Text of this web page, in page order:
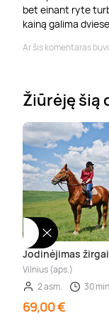
bet einant ryte
kainą galima
Ar šis komentaras
Žiūrėję šią
Jodinėjimas
Vilnius (aps.)
2 asm.
30
69,00 €